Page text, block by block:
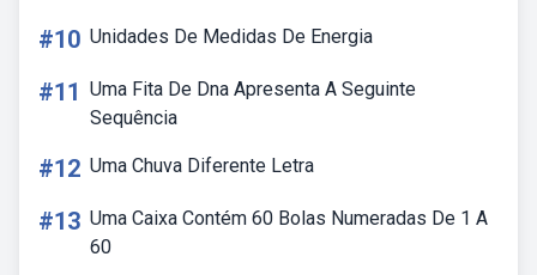
#10 Unidades De Medidas De Energia
#11 Uma Fita De Dna Apresenta A Seguinte
Sequência
#12 Uma Chuva Diferente Letra
#13 Uma Caixa Contém 60 Bolas Numeradas De 1 A
60